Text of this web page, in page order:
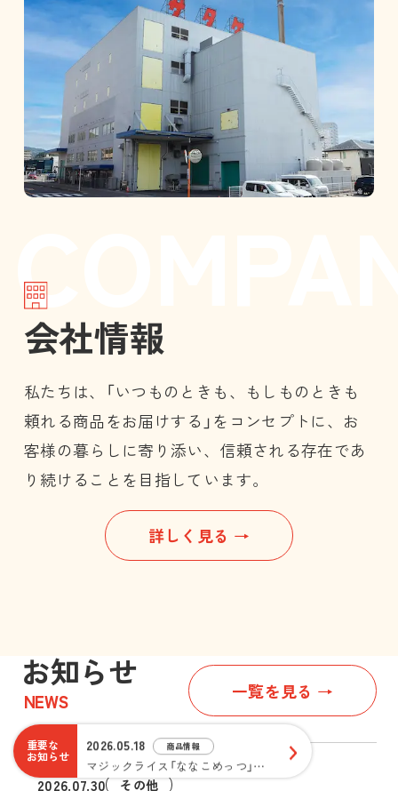
重要な
お知らせ
2026.07.13 その他
第７回 日本子育て支援大賞2026にて「ぽけこめっつシリーズ」が受賞しました！
2026.06.11 その他
2026.05.18 商品情報
2026.06.11 その他
2026.05.18 商品情報
マジックライス「ななこめっつ」シリーズに新味登場
会社情報
私たちは、「いつものときも、もしものときも
頼れる商品をお届けする」をコンセプトに、お
客様の暮らしに寄り添い、信頼される存在であ
り続けることを目指しています。
詳しく見る
お知らせ
NEWS
2026.07.30 その他
一覧を見る